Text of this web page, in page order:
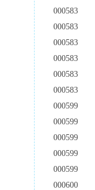
000583
000583
000583
000583
000583
000583
000599
000599
000599
000599
000599
000600